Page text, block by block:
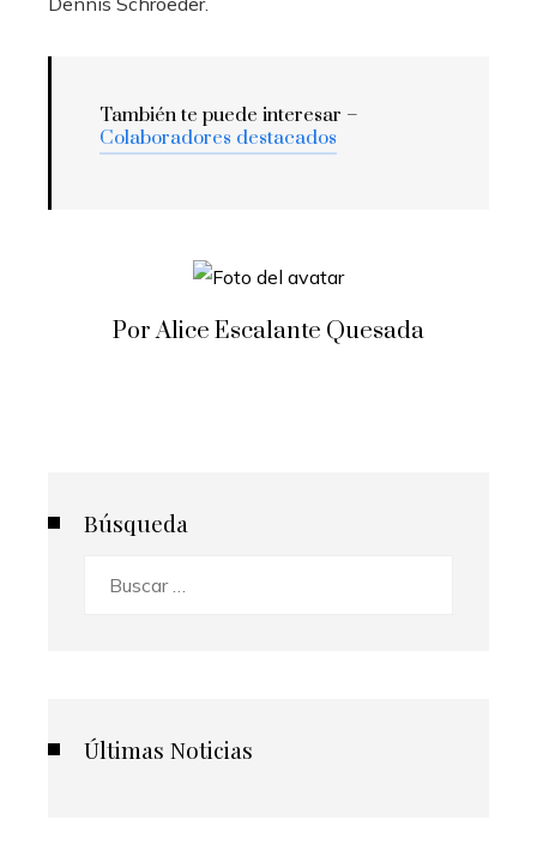
También te puede interesar –
Colaboradores destacados
Por Alice Escalante Quesada
Búsqueda
Últimas Noticias